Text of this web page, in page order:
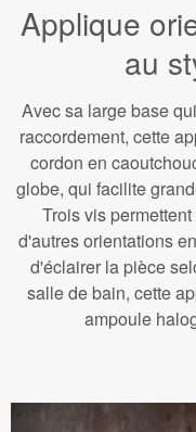
Applique
au
Avec sa large base
raccordement, cette
cordon en
globe, qui facilite
Trois vis
d'autres orientations
d'éclairer la pièce
salle de bain, cette
ampoule